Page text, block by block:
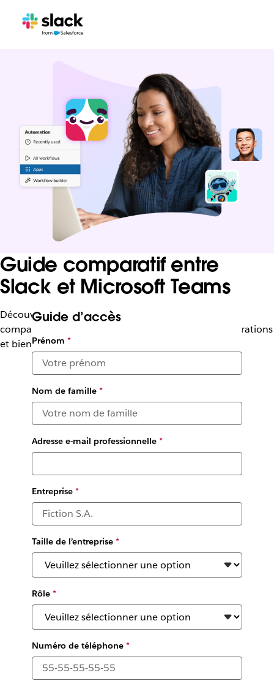
Guide comparatif entre
Slack et Microsoft Teams
Découvrez comment Slack et Microsoft Teams se
comparent en matière d’IA, de collaboration, d’intégrations
et bien plus encore.
Guide d’accès
Prénom *
Nom de famille*
Adresse e-mail professionnelle*
Entreprise*
Taille de l’entreprise*
Rôle*
Numéro de téléphone*